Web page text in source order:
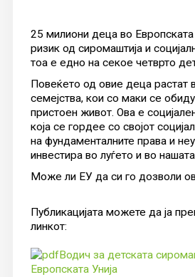
25 милиони деца во Европската
ризик од сиромаштија и
тоа е едно на секое четврто
Повеќето од овие деца растат
семејства, кои со маки се
пристоен живот. Ова е
која се гордее со својот
на фундаменталните права и
инвестира во луѓето и во
Може ли ЕУ да си го дозволи
Публикацијата можете да ја
линкот:
Водич за детската
Европската Унија